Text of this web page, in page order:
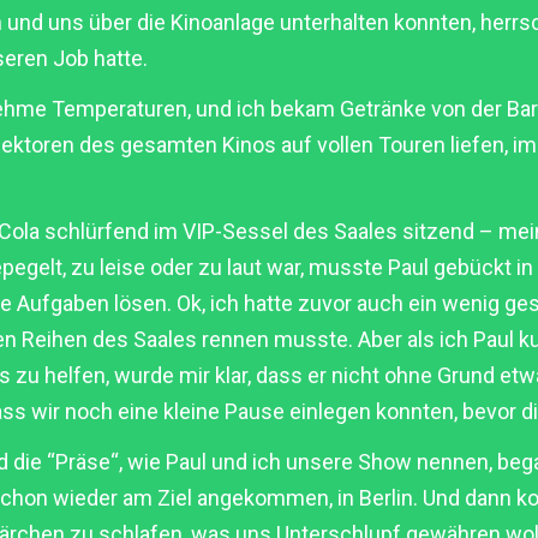
uns über die Kinoanlage unterhalten konnten,
Job hatte.
Temperaturen, und ich bekam Getränke von der
des gesamten Kinos auf vollen Touren liefen,
schlürfend im VIP-Sessel des Saales sitzend –
zu leise oder zu laut war, musste Paul gebückt
lösen. Ok, ich hatte zuvor auch ein wenig
Reihen des Saales rennen musste. Aber als ich Paul
helfen, wurde mir klar, dass er nicht ohne Grund
wir noch eine kleine Pause einlegen konnten, bevor
“Präse“, wie Paul und ich unsere Show nennen,
wieder am Ziel angekommen, in Berlin. Und dann